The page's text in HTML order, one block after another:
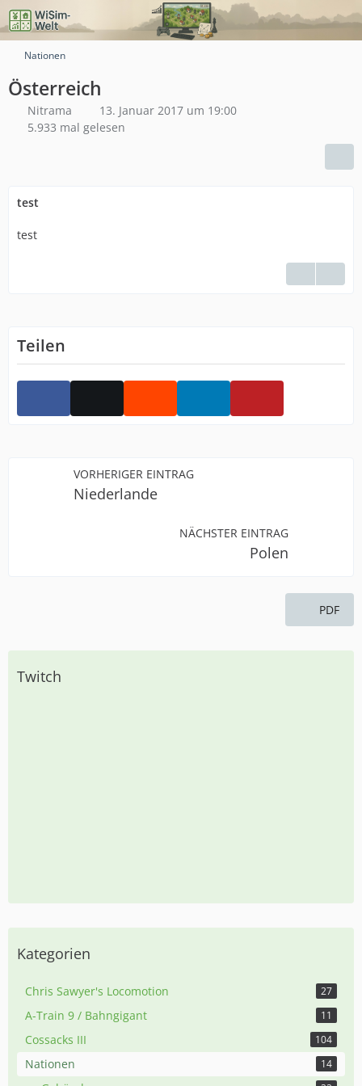
Nationen
Österreich
Nitrama
13. Januar 2017 um 19:00
5.933 mal gelesen
test
test
Teilen
VORHERIGER EINTRAG
Niederlande
NÄCHSTER EINTRAG
Polen
PDF
Twitch
Kategorien
Chris Sawyer's Locomotion 27
A-Train 9 / Bahngigant 11
Cossacks III 104
Nationen 14